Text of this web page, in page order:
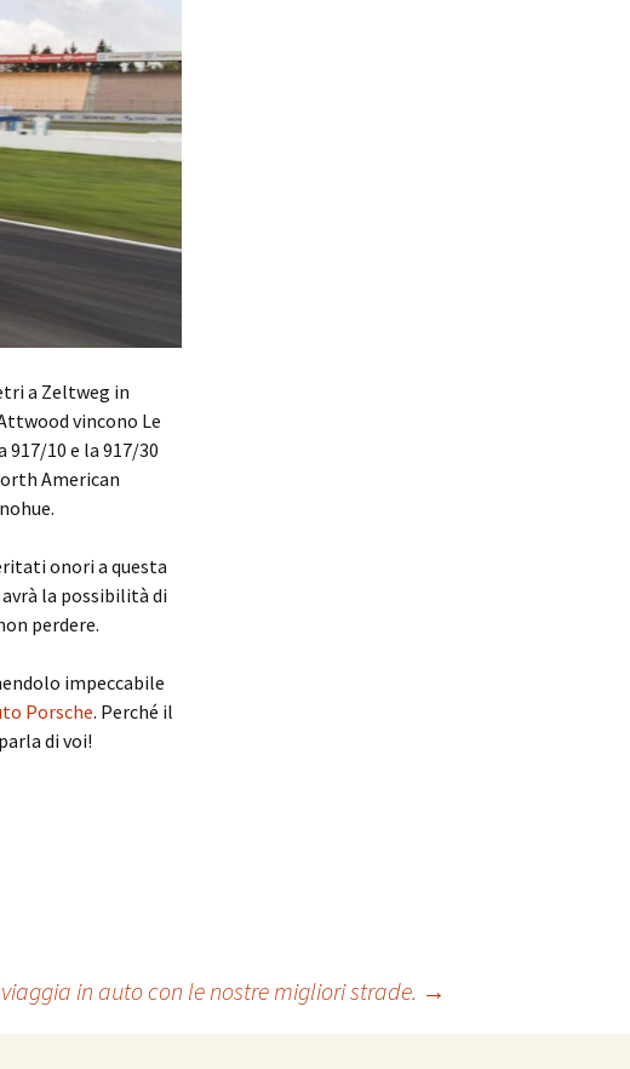
a Zeltweg in
vincono Le
917/10 e la 917/30
American
onori a questa
avrà la possibilità di
perdere.
impeccabile
Porsche. Perché il
di voi!
in auto con le nostre migliori strade. →